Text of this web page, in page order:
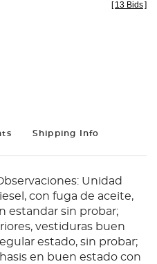
[ 13 Bids]
Shipping Info
Unidad
con fuga de aceite,
estandar sin probar;
vestiduras buen
estado, sin probar;
en buen estado con